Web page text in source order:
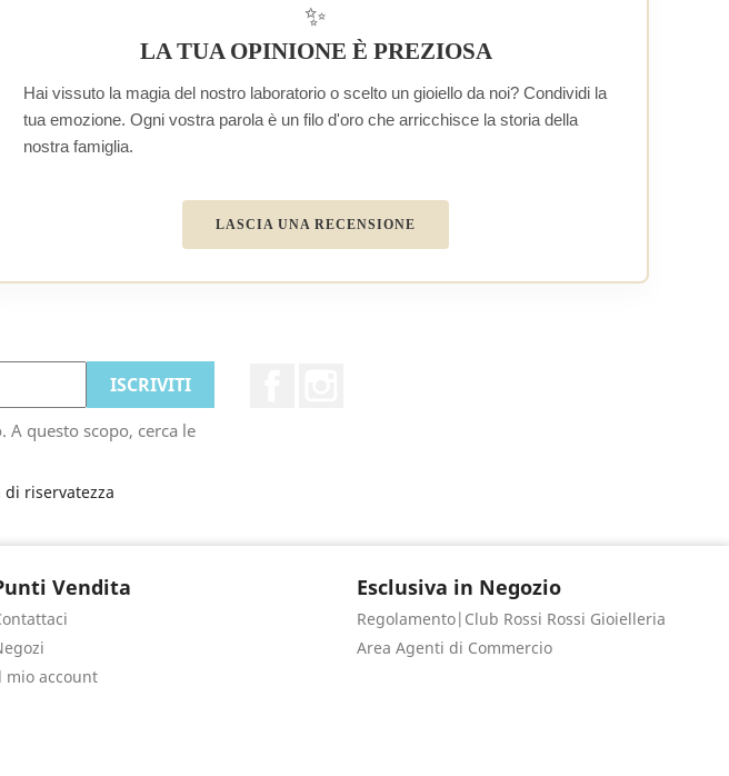
✨
LA TUA OPINIONE È PREZIOSA
Hai vissuto la magia del nostro laboratorio o scelto un gioiello da noi? Condividi la
tua emozione. Ogni vostra parola è un filo d'oro che arricchisce la storia della
nostra famiglia.
LASCIA UNA RECENSIONE
questo scopo, cerca le
riservatezza
Vendita
mio account
Esclusiva in Negozio
Regolamento|Club Rossi Rossi Gioielleria
Area Agenti di Commercio